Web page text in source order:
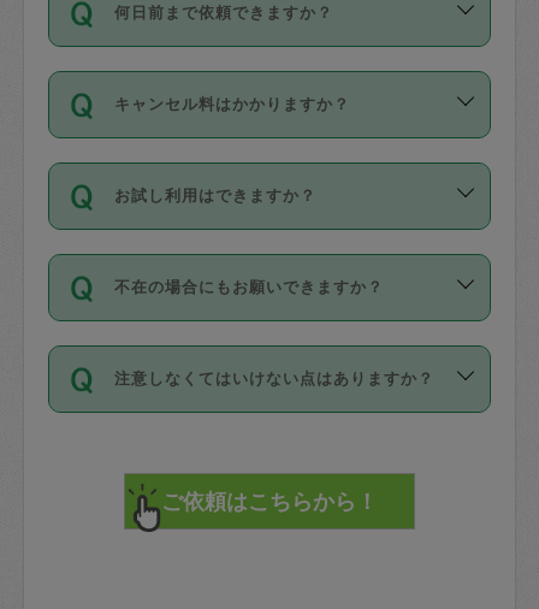
時間も被らない場合、損害保険の対象外
社員など様々なバックグラウンドの方が
登録しています。
日本語も話せる方など様々です。
ールに記載していますので、各自の得意
を依頼してください。
確認しています。タスカジさんトレーニ
ング動画を使ったセルフトレーニングの
現場トライアルを受け、合格したタスカ
ジさんが活動されています。
※テストセンターの講評は１件目のレビュ
参考
【詳細】タスカジさんの登録に際
を通して成立した作業時間内での作業に
適用されます。作業範囲は、掃除、洗
です。作業中に物を壊したり、人にけが
をさせたりした場合が対象で、補償金額
す。
写真を撮り、
詳細FAQ：
損害賠償保険について教えて
何日前まで依頼できますか？
ご依頼は、現在を起点に3日後（72時間
以降）の日時から受付可能となっていま
す。
タスカジさんへ「募集」をかけることが
可能です。
キャンセル料はかかりますか？
キャンセル料には、以下の2種類がありま
す。
1. 直前キャンセル（定期、スポット契約
共通）
72時間を超える※と、以下のキャンセル
料が発生します。
直前キャンセル料：
72時間前〜24時間前＝依頼料金の50%
お試し利用はできますか？
「お試し利用」というメニューはありま
せんが、「一回のみ」依頼を活用するこ
とによって、気に入ったタスカジさんを
まず、条件の合う気になるタスカジさ
みてください。
その後、一番気に入ったタスカジさんに
不在の場合にもお願いできますか？
不在の場合の作業はタスカジさんの同意
が必要です。数回の依頼ののち、タスカ
ジさんと依頼者の間で十分な信頼関係が
てください。
不在時に部屋に入るためにタスカジさん
注意しなくてはいけない点はありますか？
で、必ず鍵のかかるロッカーや金庫に入
れて依頼者の責任の元管理するよう心掛
けてください。